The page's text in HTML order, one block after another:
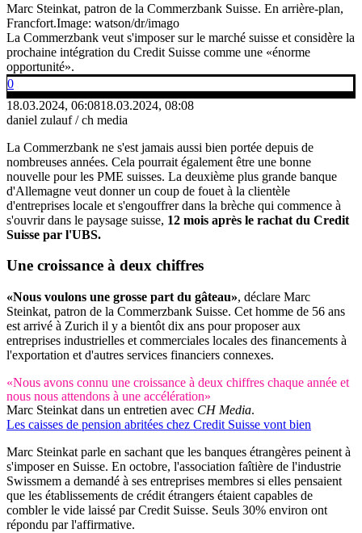
Marc Steinkat, patron de la Commerzbank Suisse. En arrière-plan,
Francfort.Image: watson/dr/imago
La Commerzbank veut s'imposer sur le marché suisse et considère la
prochaine intégration du Credit Suisse comme une «énorme
opportunité».
0
18.03.2024, 06:0818.03.2024, 08:08
daniel zulauf / ch media
La Commerzbank ne s'est jamais aussi bien portée depuis de
nombreuses années. Cela pourrait également être une bonne
nouvelle pour les PME suisses. La deuxième plus grande banque
d'Allemagne veut donner un coup de fouet à la clientèle
d'entreprises locale et s'engouffrer dans la brèche qui commence à
s'ouvrir dans le paysage suisse, 12 mois après le rachat du Credit
Suisse par l'UBS.
Une croissance à deux chiffres
«Nous voulons une grosse part du gâteau», déclare Marc
Steinkat, patron de la Commerzbank Suisse. Cet homme de 56 ans
est arrivé à Zurich il y a bientôt dix ans pour proposer aux
entreprises industrielles et commerciales locales des financements à
l'exportation et d'autres services financiers connexes.
«Nous avons connu une croissance à deux chiffres chaque année et
nous nous attendons à une accélération»
Marc Steinkat dans un entretien avec CH Media.
Les caisses de pension abritées chez Credit Suisse vont bien
Marc Steinkat parle en sachant que les banques étrangères peinent à
s'imposer en Suisse. En octobre, l'association faîtière de l'industrie
Swissmem a demandé à ses entreprises membres si elles pensaient
que les établissements de crédit étrangers étaient capables de
combler le vide laissé par Credit Suisse. Seuls 30% environ ont
répondu par l'affirmative.